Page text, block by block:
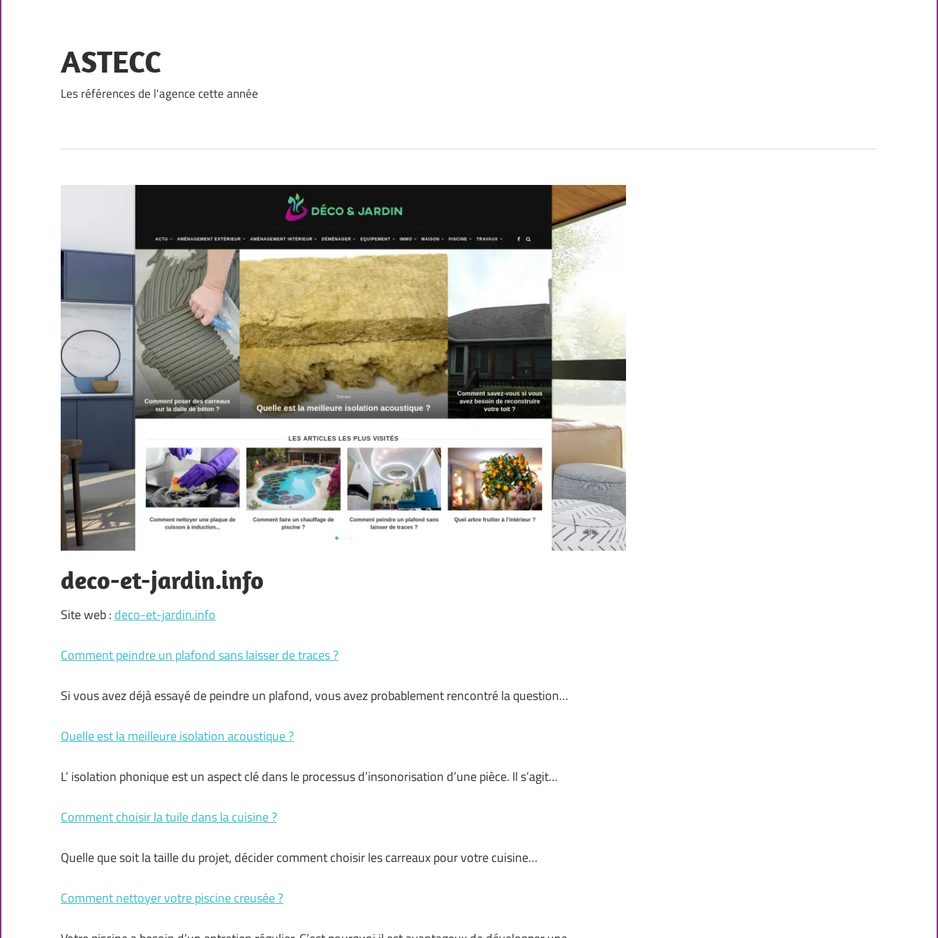
content
ASTECC
Les références de l'agence cette année
deco-et-jardin.info
Site web : deco-et-jardin.info
Comment peindre un plafond sans laisser de traces ?
Si vous avez déjà essayé de peindre un plafond, vous avez probablement rencontré la question…
Quelle est la meilleure isolation acoustique ?
L’ isolation phonique est un aspect clé dans le processus d’insonorisation d’une pièce. Il s’agit…
Comment choisir la tuile dans la cuisine ?
Quelle que soit la taille du projet, décider comment choisir les carreaux pour votre cuisine…
Comment nettoyer votre piscine creusée ?